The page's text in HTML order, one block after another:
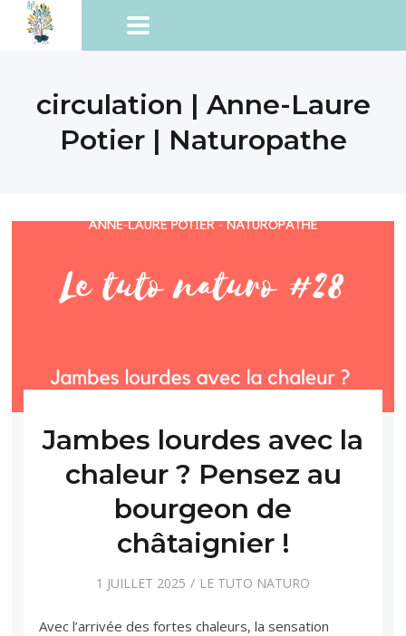
circulation | Anne-Laure
Potier | Naturopathe
Jambes lourdes avec la
chaleur ? Pensez au
bourgeon de
châtaignier !
1 JUILLET 2025 LE TUTO NATURO
Avec l’arrivée des fortes chaleurs, la sensation